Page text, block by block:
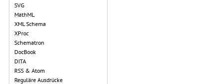
SVG
MathML
XML Schema
XProc
Schematron
DocBook
DITA
RSS & Atom
Reguläre Ausdrücke